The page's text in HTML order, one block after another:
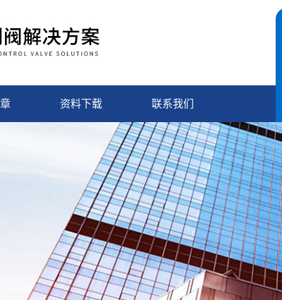
资料下载 联系我们